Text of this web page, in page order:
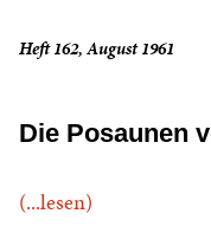
Heft 162, August 1961
Die Posaunen
(...lesen)